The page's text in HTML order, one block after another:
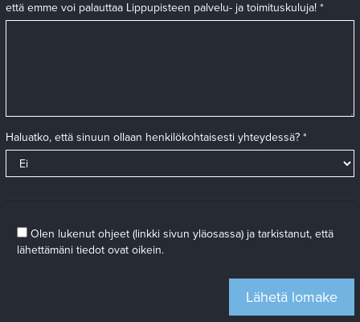
että emme voi palauttaa Lippupisteen palvelu- ja toimituskuluja! *
Haluatko, että sinuun ollaan henkilökohtaisesti yhteydessä? *
Olen lukenut ohjeet (linkki sivun yläosassa) ja tarkistanut, että
lähettämäni tiedot ovat oikein.